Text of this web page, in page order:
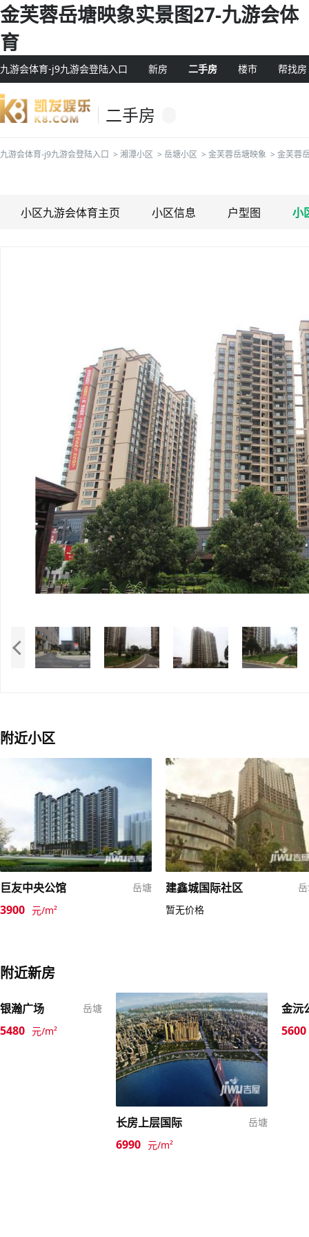
金芙蓉岳塘映象实景图27-九游会体
育
九游会体育-j9九游会登陆入口 新房 二手房 楼市 帮找房
二手房
九游会体育-j9九游会登陆入口 > 湘潭小区 > 岳塘小区 > 金芙蓉岳塘映象 > 金芙蓉
小区九游会体育主页 小区信息 户型图 小
附近小区
巨友中央公馆 岳塘
3900 元/m²
建鑫城国际社区
暂无价格
附近新房
银瀚广场 岳塘
5480 元/m²
长房上层国际 岳塘
6990 元/m²
金沅
5600